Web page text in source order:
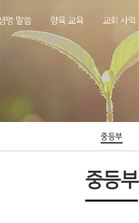
명 말씀 양육 교육 교회 사역
중등부
중등부